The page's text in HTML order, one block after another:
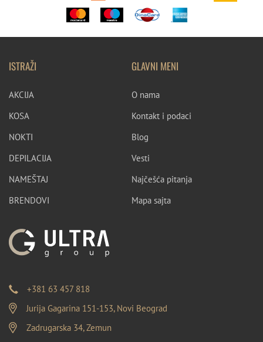
ISTRAŽI
AKCIJA
KOSA
NOKTI
DEPILACIJA
NAMEŠTAJ
BRENDOVI
GLAVNI MENI
O nama
Kontakt i podaci
Blog
Vesti
Najčešća pitanja
Mapa sajta
+381 63 457 818
Jurija Gagarina 151-153, Novi Beograd
Zadrugarska 34, Zemun